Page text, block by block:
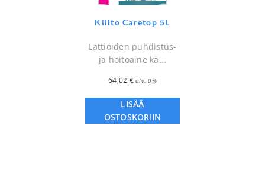
Kiilto Caretop 5L
Lattioiden puhdistus-
ja hoitoaine kä...
64,02 € alv. 0%
LISÄÄ
OSTOSKORIIN